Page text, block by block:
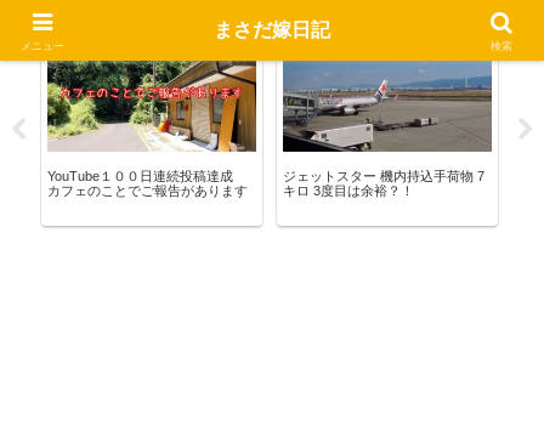
YouTube１００日連続投稿達成
カフェのことでご報告があります
お出かけ
ジェットスター 機内持込手荷物 7
キロ 3度目は余裕？！
メニュー
まさだ嫁日記
検索